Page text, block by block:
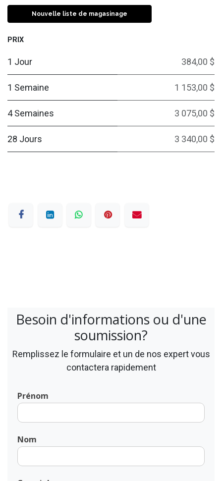
Nouvelle liste de magasinage
PRIX
1 Jour 384,00 $
1 Semaine 1 153,00 $
4 Semaines 3 075,00 $
28 Jours 3 340,00 $
Besoin d'informations ou d'une
soumission?
Remplissez le formulaire et un de nos expert vous
contactera rapidement
Prénom
Nom